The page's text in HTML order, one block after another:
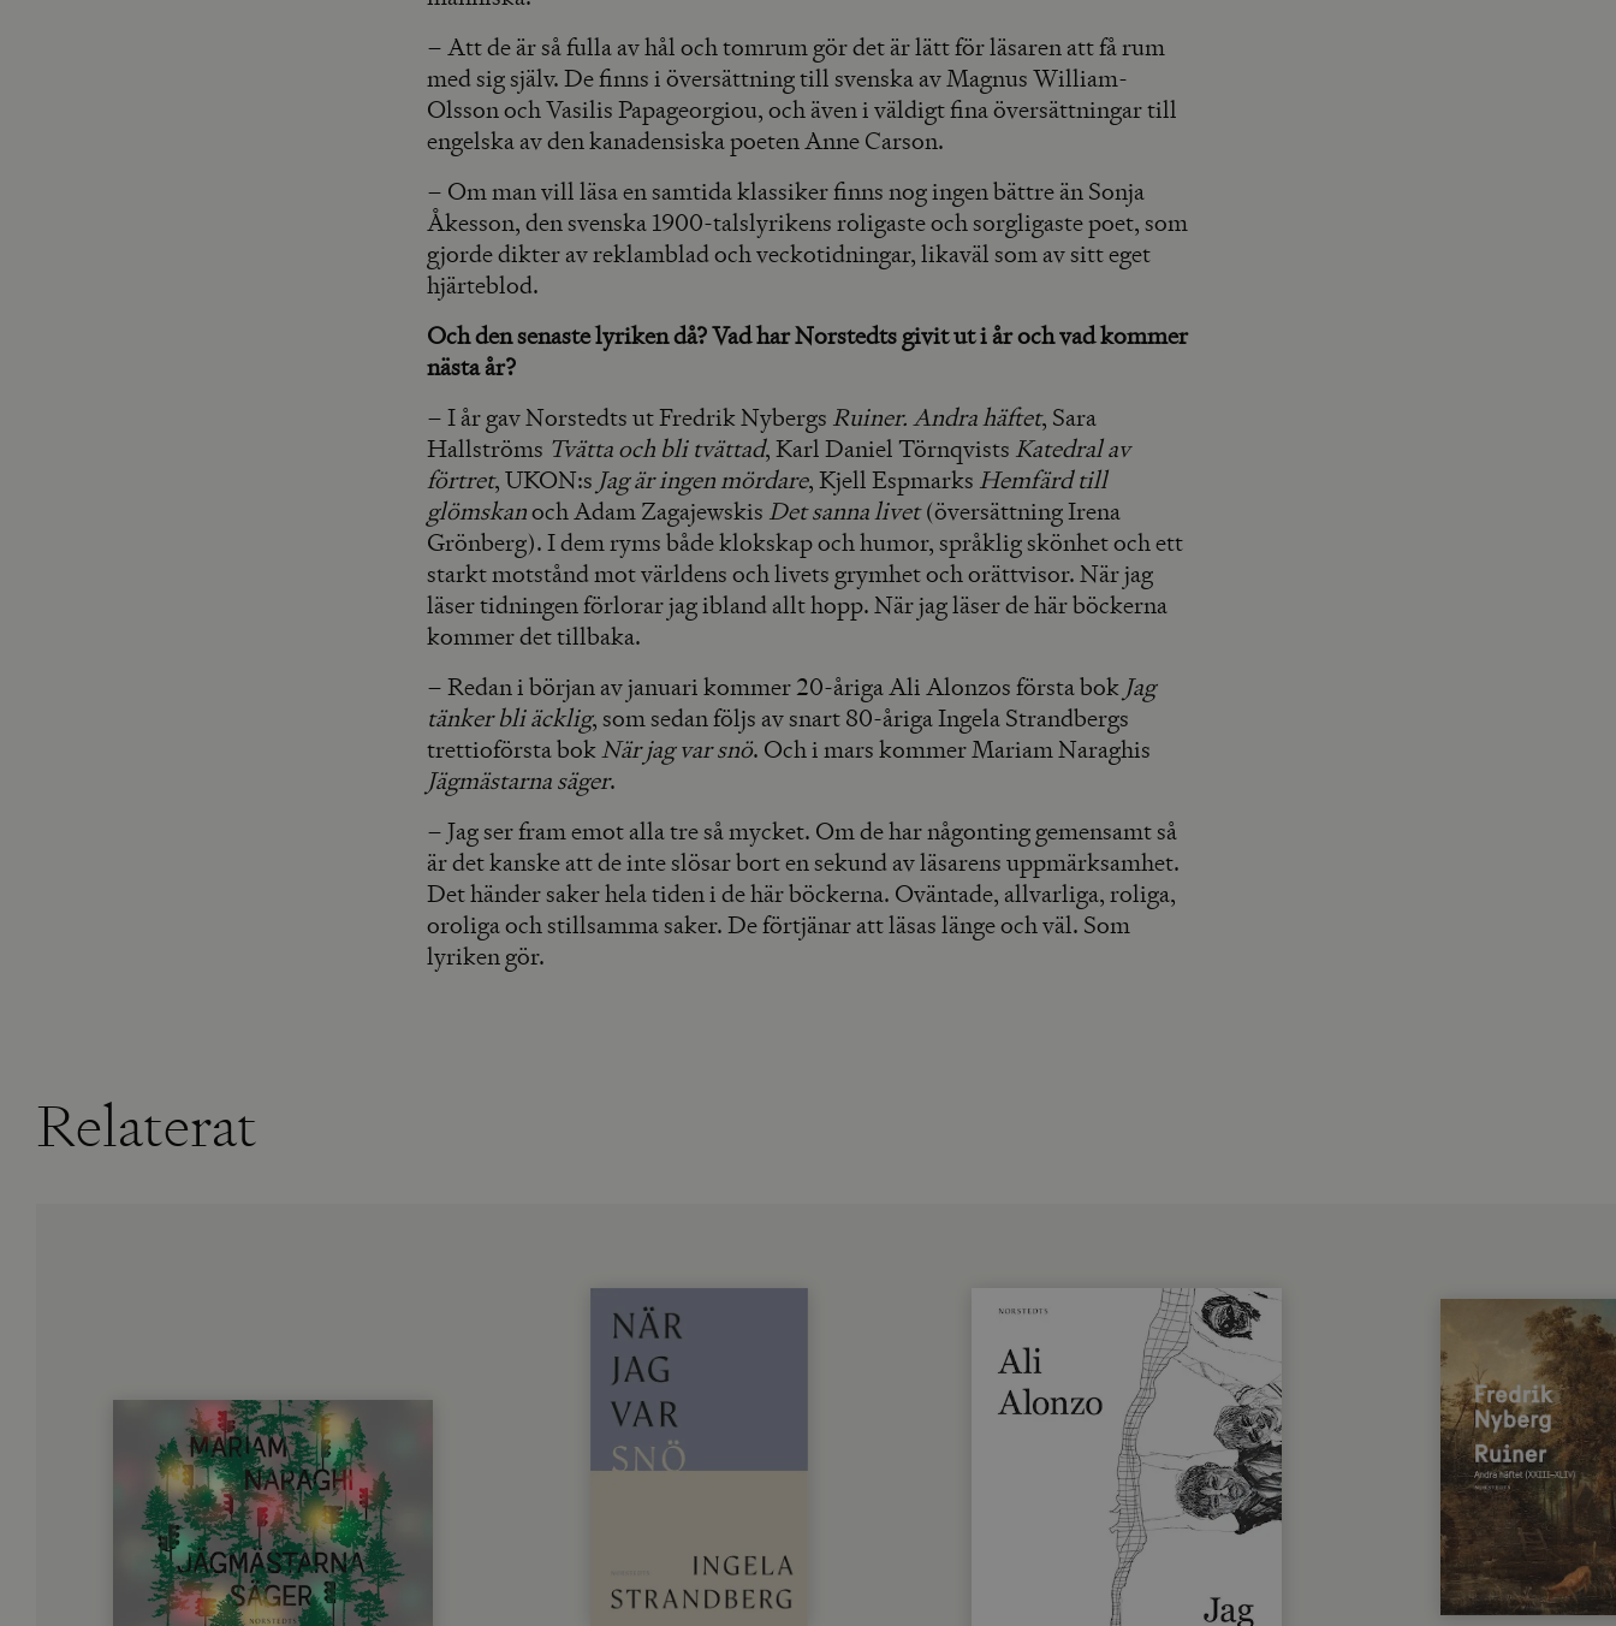
– Att de är så fulla av hål och tomrum gör det är lätt för läsaren att få rum
med sig själv. De finns i översättning till svenska av Magnus William-
Olsson och Vasilis Papageorgiou, och även i väldigt fina översättningar till
engelska av den kanadensiska poeten Anne Carson.
– Om man vill läsa en samtida klassiker finns nog ingen bättre än Sonja
Åkesson, den svenska 1900-talslyrikens roligaste och sorgligaste poet, som
gjorde dikter av reklamblad och veckotidningar, likaväl som av sitt eget
hjärteblod.
Och den senaste lyriken då? Vad har Norstedts givit ut i år och vad kommer
nästa år?
– I år gav Norstedts ut Fredrik Nybergs Ruiner. Andra häftet, Sara
Hallströms Tvätta och bli tvättad, Karl Daniel Törnqvists Katedral av
förtret, UKON:s Jag är ingen mördare, Kjell Espmarks Hemfärd till
glömskanoch Adam Zagajewskis Det sanna livet(översättning Irena
Grönberg). I dem ryms både klokskap och humor, språklig skönhet och ett
starkt motstånd mot världens och livets grymhet och orättvisor. När jag
läser tidningen förlorar jag ibland allt hopp. När jag läser de här böckerna
kommer det tillbaka.
– Redan i början av januari kommer 20-åriga Ali Alonzos första bok Jag
tänker bli äcklig, som sedan följs av snart 80-åriga Ingela Strandbergs
trettioförsta bokNär jag var snö. Och i mars kommer Mariam Naraghis
Jägmästarna säger.
– Jag ser fram emot alla tre så mycket. Om de har någonting gemensamt så
är det kanske att de inte slösar bort en sekund av läsarens uppmärksamhet.
Det händer saker hela tiden i de här böckerna. Oväntade, allvarliga, roliga,
oroliga och stillsamma saker. De förtjänar att läsas länge och väl. Som
lyriken gör.
Relaterat